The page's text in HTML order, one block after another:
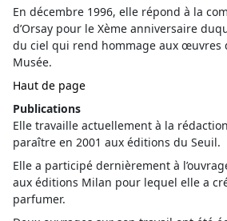
En décembre 1996, elle répond à la
d’Orsay pour le Xème anniversaire
du ciel qui rend hommage aux œuvres
Musée.
Haut de page
Publications
Elle travaille actuellement à la
paraître en 2001 aux éditions du Seuil.
Elle a participé dernièrement à
aux éditions Milan pour lequel elle a
parfumer.